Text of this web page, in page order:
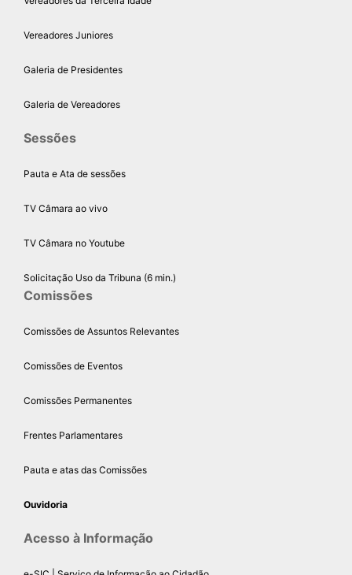
Vereadores Juniores
Galeria de Presidentes
Galeria de Vereadores
Sessões
Pauta e Ata de sessões
TV Câmara ao vivo
TV Câmara no Youtube
Solicitação Uso da Tribuna (6 min.)
Comissões
Comissões de Assuntos Relevantes
Comissões de Eventos
Comissões Permanentes
Frentes Parlamentares
Pauta e atas das Comissões
Ouvidoria
Acesso à Informação